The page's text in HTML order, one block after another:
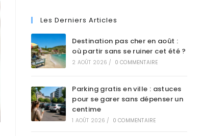
Les Derniers Articles
Destination pas cher en août :
où partir sans se ruiner cet été ?
2 AOÛT 2026 / 0 COMMENTAIRE
Parking gratis en ville : astuces
pour se garer sans dépenser un
centime
1 AOÛT 2026 / 0 COMMENTAIRE